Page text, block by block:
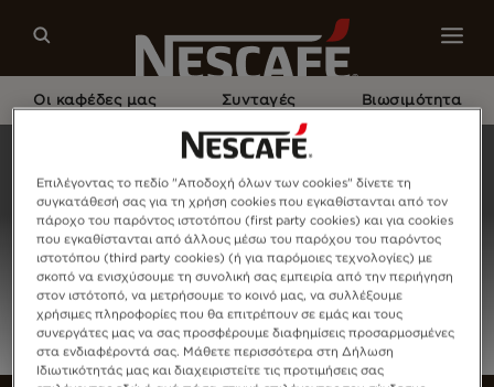
Οι καφέδες μας Συνταγές Βιωσιμότητα
Σύνδεση
Επιλέγοντας το πεδίο "Αποδοχή όλων των cookies" δίνετε τη
συγκατάθεσή σας για τη χρήση cookies που εγκαθίστανται από τον
πάροχο του παρόντος ιστοτόπου (first party cookies) και για cookies
που εγκαθίστανται από άλλους μέσω του παρόχου του παρόντος
ιστοτόπου (third party cookies) (ή για παρόμοιες τεχνολογίες) με
σκοπό να ενισχύσουμε τη συνολική σας εμπειρία από την περιήγηση
στον ιστότοπό, να μετρήσουμε το κοινό μας, να συλλέξουμε
χρήσιμες πληροφορίες που θα επιτρέπουν σε εμάς και τους
συνεργάτες μας να σας προσφέρουμε διαφημίσεις προσαρμοσμένες
στα ενδιαφέροντά σας. Μάθετε περισσότερα στη Δήλωση
Ιδιωτικότητάς μας και διαχειριστείτε τις προτιμήσεις σας